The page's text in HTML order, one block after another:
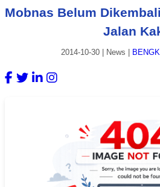
Mobnas Belum
Jalan
2014-10-30| News